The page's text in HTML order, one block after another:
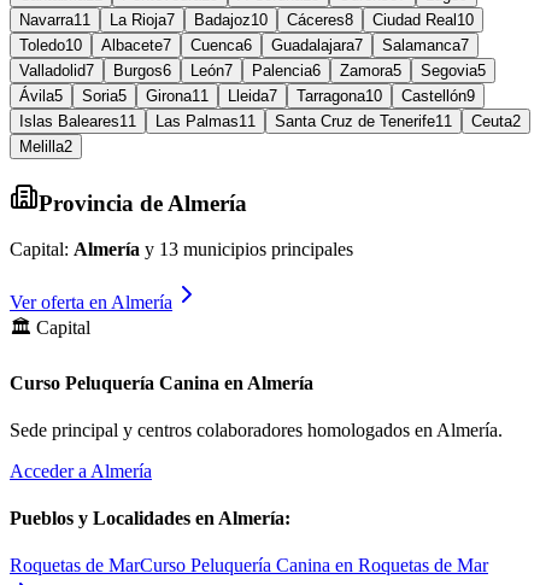
Navarra11 La Rioja7 Badajoz10 Cáceres8 Ciudad Real 10
Toledo10 Albacete7 Cuenca6 Guadalajara7 Salamanca7
Valladolid7 Burgos6 León7 Palencia6 Zamora5 Segovia5
Ávila5 Soria5 Girona11 Lleida7 Tarragona10 Castellón9
Islas Baleares11 Las Palmas11 Santa Cruz de Tenerife11 Ceuta2
Melilla2
Provincia de Almería
Capital: Almería y 13 municipios principales
Ver oferta en Almería
🏛️ Capital
Curso Peluquería Canina en Almería
Sede principal y centros colaboradores homologados en Almería.
Acceder a Almería
Pueblos y Localidades en Almería:
Roquetas de MarCurso Peluquería Canina en Roquetas de Mar